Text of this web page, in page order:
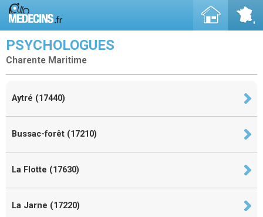
PSYCHOLOGUES
Charente Maritime
Aytré (17440)
Bussac-forêt (17210)
La Flotte (17630)
La Jarne (17220)